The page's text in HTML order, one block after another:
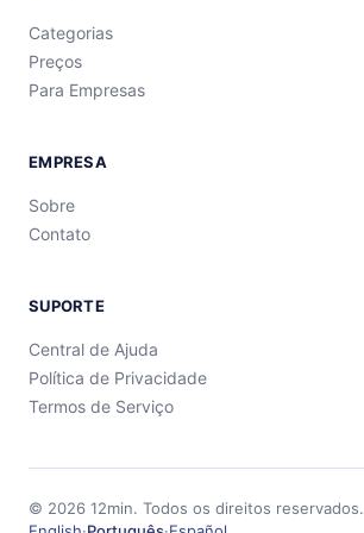
Categorias
Preços
Para Empresas
EMPRESA
Sobre
Contato
SUPORTE
Central de Ajuda
Política de Privacidade
Termos de Serviço
© 2026 12min. Todos os direitos reservados.